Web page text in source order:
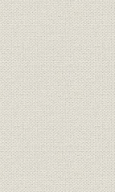
第五章 創
第三編 合資
第一章 総説
第二章 個
第一節
第二節